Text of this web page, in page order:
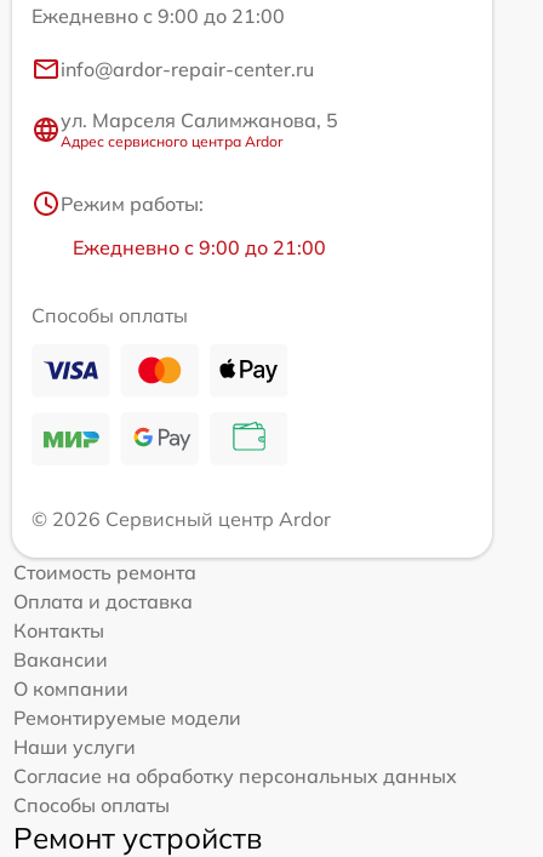
Ежедневно с 9:00 до 21:00
info@ardor-repair-center.ru
ул. Марселя Салимжанова, 5
Адрес сервисного центра Ardor
Режим работы:
Ежедневно с 9:00 до 21:00
Способы оплаты
© 2026 Сервисный центр Ardor
Стоимость ремонта
Оплата и доставка
Контакты
Вакансии
О компании
Ремонтируемые модели
Наши услуги
Согласие на обработку персональных данных
Способы оплаты
Ремонт устройств